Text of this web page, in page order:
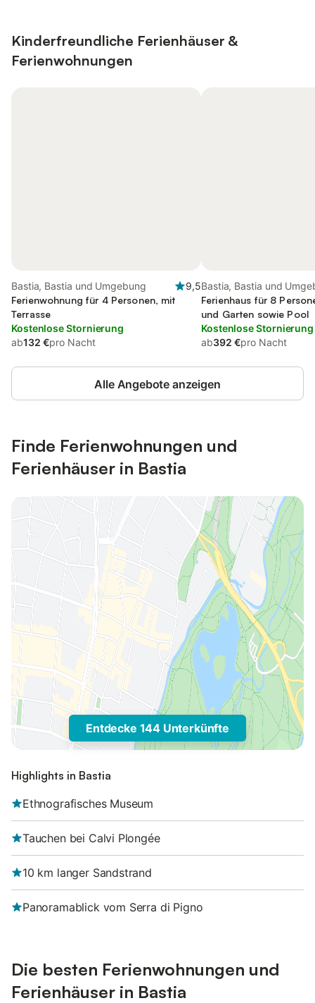
Kinderfreundliche Ferienhäuser &
Ferienwohnungen
Bastia, Bastia und Umgebung
9,5
Ferienwohnung für 4 Personen, mit
Terrasse
Kostenlose Stornierung
ab132 €pro Nacht
Bastia, Bastia und
Ferienhaus für 8
und Garten sowie Pool
Kostenlose Stornierung
ab392 €pro Nacht
Alle Angebote anzeigen
Finde Ferienwohnungen und
Ferienhäuser in Bastia
Entdecke 144 Unterkünfte
Highlights in Bastia
Ethnografisches Museum
Tauchen bei Calvi Plongée
10 km langer Sandstrand
Panoramablick vom Serra di Pigno
Die besten Ferienwohnungen und
Ferienhäuser in Bastia